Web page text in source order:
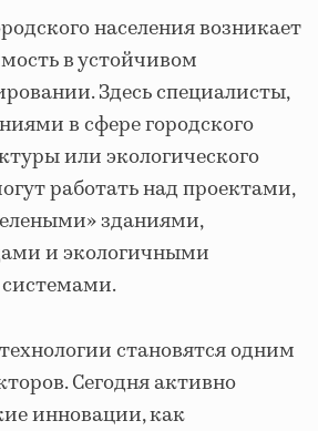
населения возникает
в устойчивом
Здесь специалисты,
в сфере городского
или экологического
работать над проектами,
зданиями,
и экологичными
становятся одним
Сегодня активно
инновации, как